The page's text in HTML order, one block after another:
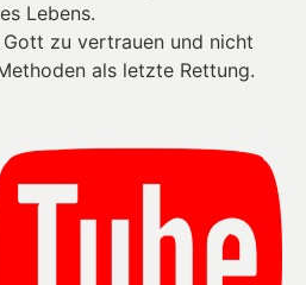
Lebens.
zu vertrauen und nicht
als letzte Rettung.